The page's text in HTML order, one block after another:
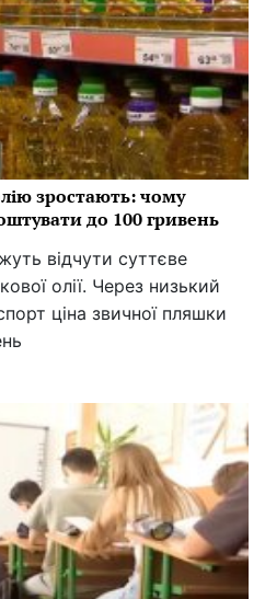
зростають: чому
до 100 гривень
відчути суттєве
олії. Через низький
ціна звичної пляшки